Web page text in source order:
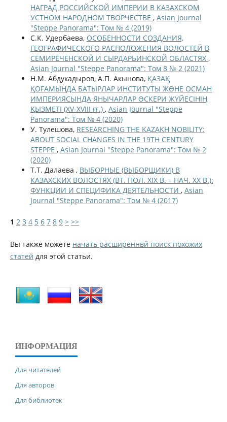
НАГРАД РОССИЙСКОЙ ИМПЕРИИ В КАЗАХСКОМ
УСТНОМ НАРОДНОМ ТВОРЧЕСТВЕ , Asian Journal
"Steppe Panorama": Том № 4 (2019)
С.К. Удербаева, ОСОБЕННОСТИ СОЗДАНИЯ,
ГЕОГРАФИЧЕСКОГО РАСПОЛОЖЕНИЯ ВОЛОСТЕЙ В
СЕМИРЕЧЕНСКОЙ И СЫРДАРЬИНСКОЙ ОБЛАСТЯХ ,
Asian Journal "Steppe Panorama": Том 8 № 2 (2021)
Н.М. Абдукадыров, А.П. Акынова, ҚАЗАҚ
ҚОҒАМЫНДА БАТЫРЛАР ИНСТИТУТЫ ЖƏНЕ ОСМАН
ИМПЕРИЯСЫНДА ЯНЫЧАРЛАР ƏСКЕРИ ЖҮЙЕСІНІҢ
ҚЫЗМЕТІ (XV-XVIII ғғ.) , Asian Journal "Steppe
Panorama": Том № 4 (2020)
У. Тулешова, RESEARCHING THE KAZAKH NOBILITY:
ABOUT SOCIAL CHANGES IN THE 19TH CENTURY
STEPPE , Asian Journal "Steppe Panorama": Том № 2
(2020)
Т.Т. Далаева , ВЫБОРНЫЕ (ВЫБОРЩИКИ) В
КАЗАХСКИХ ВОЛОСТЯХ (ВТ. ПОЛ. XIX В. – НАЧ. ХХ В.):
ФУНКЦИИ И СПЕЦИФИКА ДЕЯТЕЛЬНОСТИ , Asian
Journal "Steppe Panorama": Том № 4 (2017)
1 2 3 4 5 6 7 8 9 > >>
Вы также можете начать расширеннвй поиск похожих
статей для этой статьи.
ИНФОРМАЦИЯ
Для читателей
Для авторов
Для библиотек